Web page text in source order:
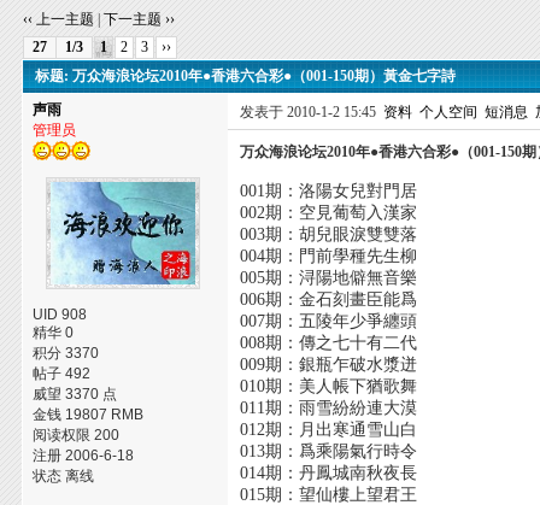
‹‹ 上一主题 |下一主题 ››
27
1/3 1 2 3
››
标题: 万众海浪论坛2010年●香港六合彩●（001-150期）黃金七字詩
声雨
管理员
UID 908
精华 0
积分 3370
帖子 492
威望 3370 点
金钱 19807 RMB
阅读权限 200
注册 2006-6-18
状态 离线
发表于 2010-1-2 15:45 资料 个人空间 短消息
万众海浪论坛2010年●香港六合彩●（001-150
001期：洛陽女兒對門居
002期：空見葡萄入漢家
003期：胡兒眼淚雙雙落
004期：門前學種先生柳
005期：浔陽地僻無音樂
006期：金石刻畫臣能爲
007期：五陵年少爭纏頭
008期：傳之七十有二代
009期：銀瓶乍破水漿迸
010期：美人帳下猶歌舞
011期：雨雪紛紛連大漠
012期：月出寒通雪山白
013期：爲乘陽氣行時令
014期：丹鳳城南秋夜長
015期：望仙樓上望君王